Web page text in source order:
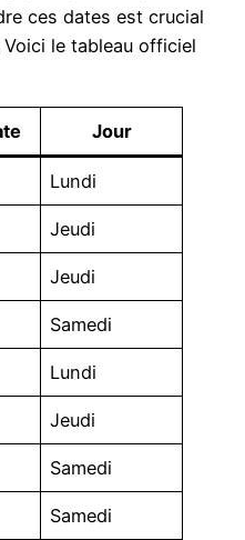
ces dates est crucial
le tableau officiel
Jour
Lundi
Jeudi
Jeudi
Samedi
Lundi
Jeudi
Samedi
Samedi